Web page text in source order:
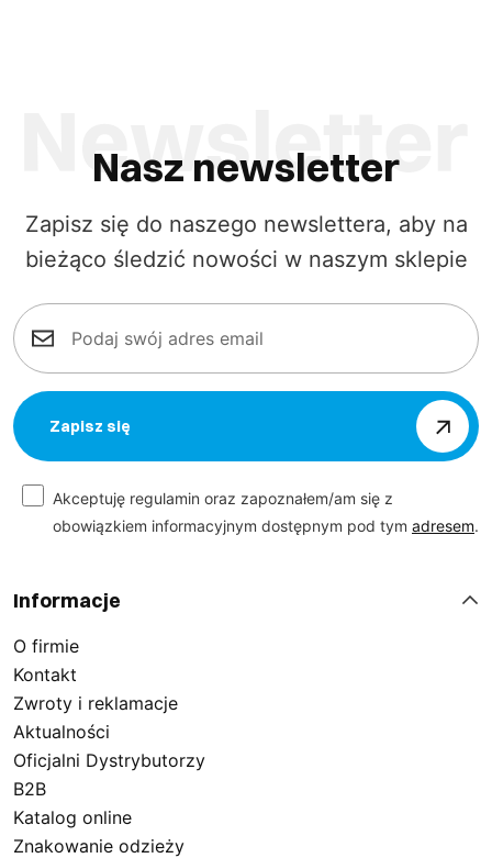
Nasz newsletter
Zapisz się do naszego newslettera, aby na
bieżąco śledzić nowości w naszym sklepie
Zapisz się
Akceptuję regulamin oraz zapoznałem/am się z
obowiązkiem informacyjnym dostępnym pod tym adresem.
Informacje
O firmie
Kontakt
Zwroty i reklamacje
Aktualności
Oficjalni Dystrybutorzy
B2B
Katalog online
Znakowanie odzieży